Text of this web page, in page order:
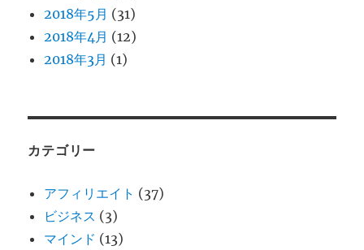
2018年5月 (31)
2018年4月 (12)
2018年3月 (1)
カテゴリー
アフィリエイト (37)
ビジネス (3)
マインド (13)